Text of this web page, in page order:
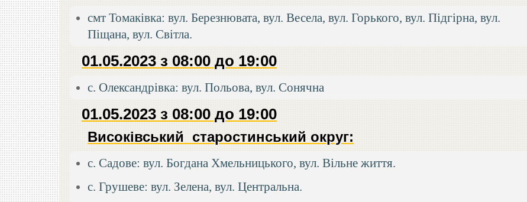
смт Томаківка: вул. Березнювата, вул. Весела, вул. Горького, вул. Підгірна, вул.
Піщана, вул. Світла.
01.05.2023 з 08:00 до 19:00
с. Олександрівка: вул. Польова, вул. Сонячна
01.05.2023 з 08:00 до 19:00
Високівський старостинський округ:
с. Садове: вул. Богдана Хмельницького, вул. Вільне життя.
с. Грушеве: вул. Зелена, вул. Центральна.